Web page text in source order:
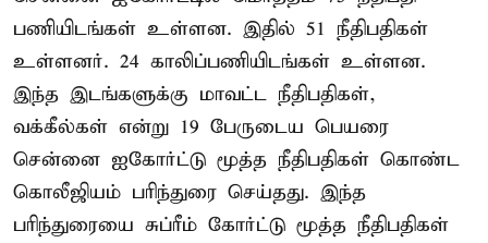
பணியிடங்கள் உள்ளன. இதில் 51 நீதிபதிகள்
உள்ளனர். 24 காலிப்பணியிடங்கள் உள்ளன.
இந்த இடங்களுக்கு மாவட்ட நீதிபதிகள்,
வக்கீல்கள் என்று 19 பேருடைய பெயரை
சென்னை ஐகோர்ட்டு மூத்த நீதிபதிகள் கொண்ட
கொலீஜியம் பரிந்துரை செய்தது. இந்த
பரிந்துரையை சுப்ரீம் கோர்ட்டு மூத்த நீதிபதிகள்